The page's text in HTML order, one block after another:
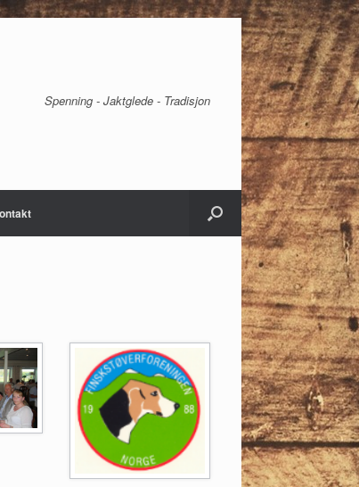
Spenning - Jaktglede - Tradisjon